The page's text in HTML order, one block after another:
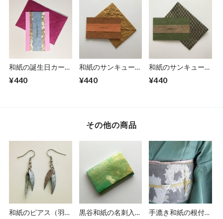
和紙の誕生日カード
¥440
和紙のサンキューカ
（Thankyou012）
¥440
和紙のサンキューカ
（Thankyou011）
¥440
その他の商品
和紙のピアス（羽）
黒谷和紙の名刺入れ
手漉き和紙の根付